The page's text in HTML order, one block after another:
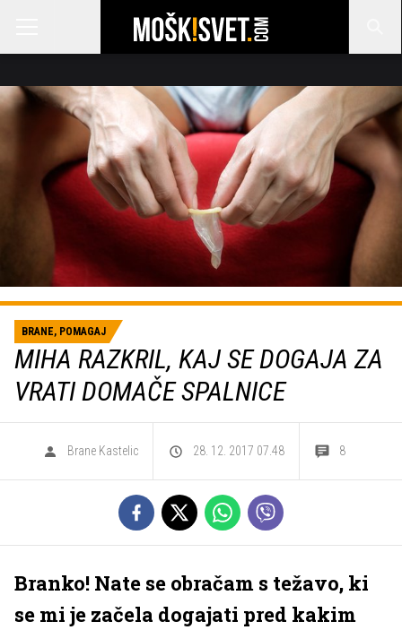
BRANE, POMAGAJ
MIHA RAZKRIL, KAJ SE DOGAJA ZA
VRATI DOMAČE SPALNICE
Brane Kastelic 28. 12. 2017 07.48 8
Branko! Nate se obračam s težavo, ki
se mi je začela dogajati pred kakim